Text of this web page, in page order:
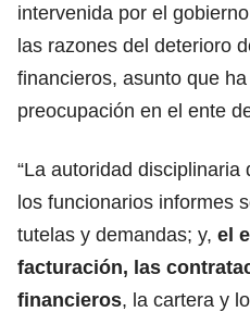
intervenida por el
las razones del deterioro
financieros, asunto que
preocupación en el ente
“La autoridad
los funcionarios informes
tutelas y demandas; y, el
facturación, las
financieros, la cartera y